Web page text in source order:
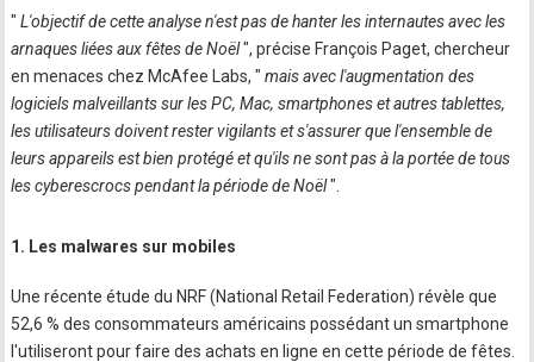
" L'objectif de cette analyse n'est pas de hanter les internautes avec les
arnaques liées aux fêtes de Noël", précise François Paget, chercheur
en menaces chez McAfee Labs, " mais avec l'augmentation des
logiciels malveillants sur les PC, Mac, smartphones et autres tablettes,
les utilisateurs doivent rester vigilants et s'assurer que l'ensemble de
leurs appareils est bien protégé et qu'ils ne sont pas à la portée de tous
les cyberescrocs pendant la période de Noël".
1. Les malwares sur mobiles
Une récente étude du NRF (National Retail Federation) révèle que
52,6 % des consommateurs américains possédant un smartphone
l'utiliseront pour faire des achats en ligne en cette période de fêtes.